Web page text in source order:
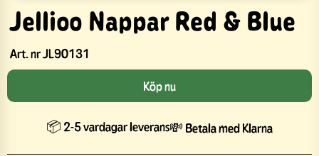
Jellioo Nappar Red & Blue
Art. nrJL90131
Köp nu
📦 2-5 vardagar leverans💸 Betala med Klarna